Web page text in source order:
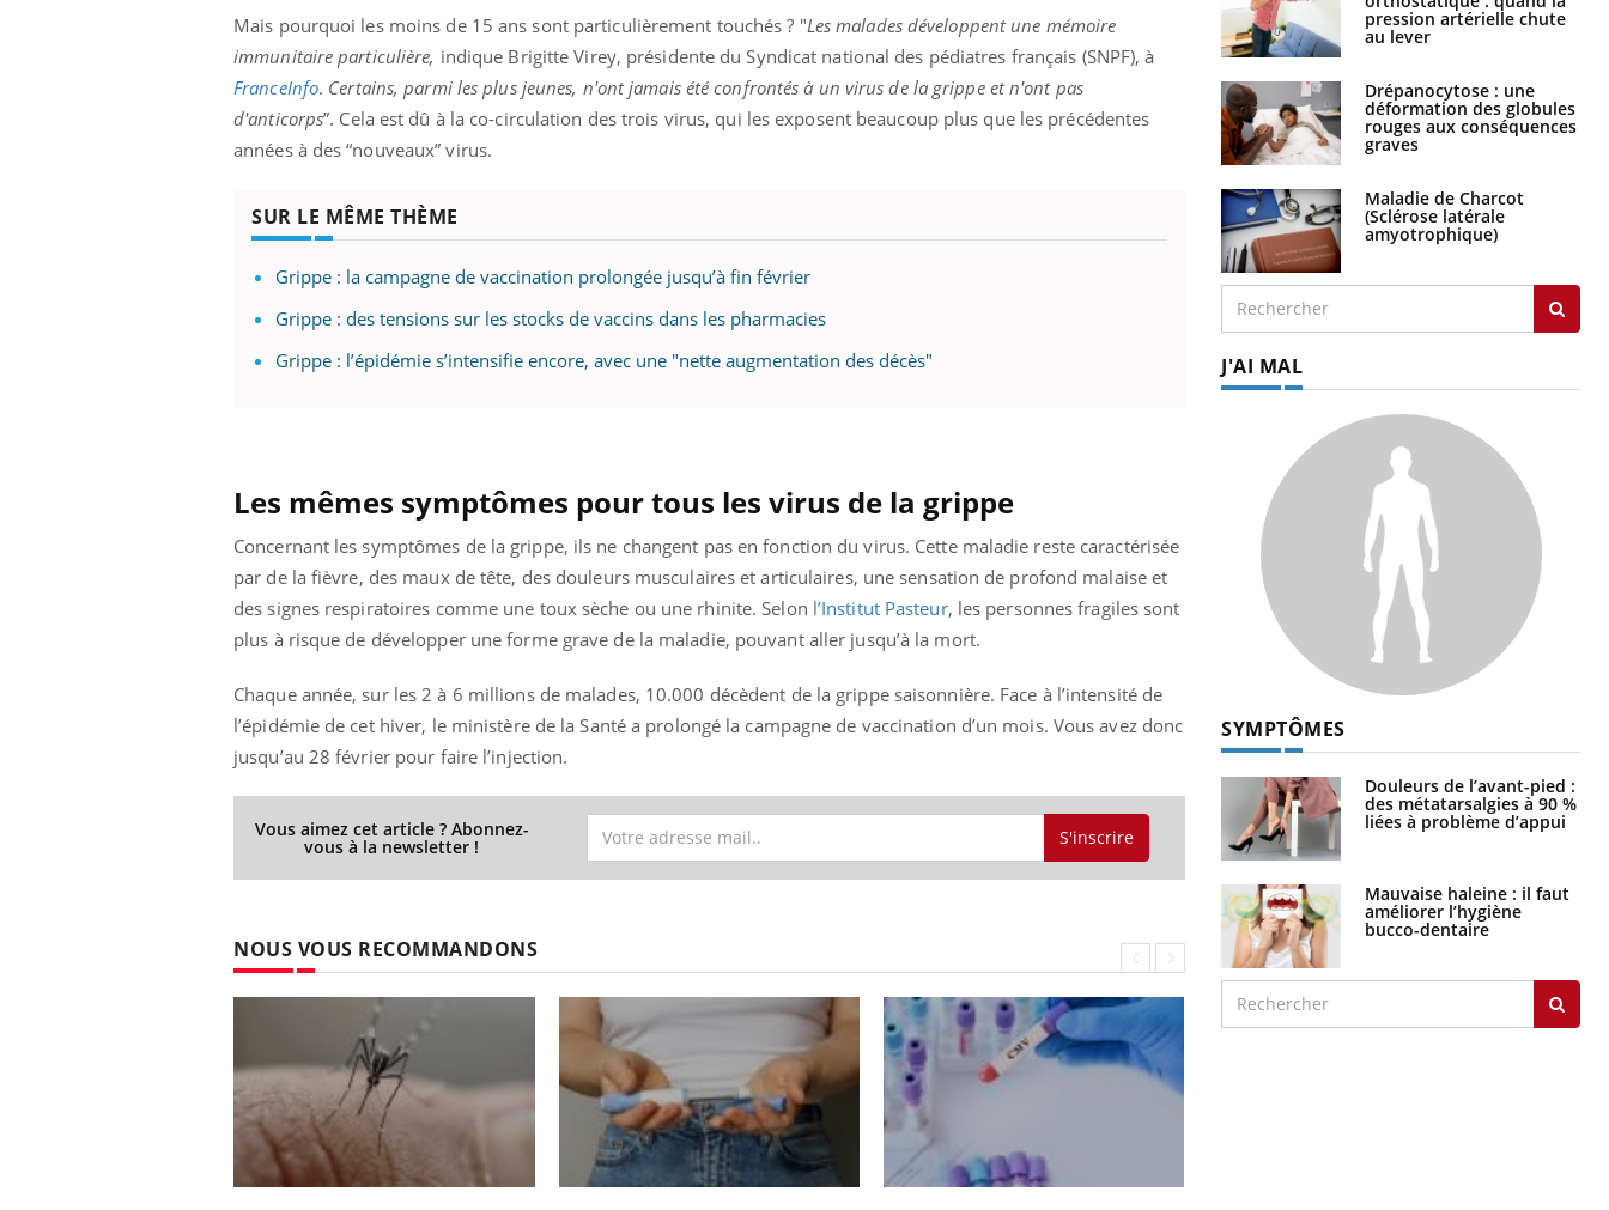
Mais pourquoi les moins de 15 ans sont particulièrement touchés ? "Les malades développent une mémoire
immunitaire particulière, indique Brigitte Virey, présidente du Syndicat national des pédiatres français (SNPF), à
FranceInfo. Certains, parmi les plus jeunes, n'ont jamais été confrontés à un virus de la grippe et n'ont pas
d'anticorps”. Cela est dû à la co-circulation des trois virus, qui les exposent beaucoup plus que les précédentes
années à des “nouveaux” virus.
SUR LE MÊME THÈME
Grippe : la campagne de vaccination prolongée jusqu’à fin février
Grippe : des tensions sur les stocks de vaccins dans les pharmacies
Grippe : l’épidémie s’intensifie encore, avec une "nette augmentation des décès"
Les mêmes symptômes pour tous les virus de la grippe
Concernant les symptômes de la grippe, ils ne changent pas en fonction du virus. Cette maladie reste caractérisée
par de la fièvre, des maux de tête, des douleurs musculaires et articulaires, une sensation de profond malaise et
des signes respiratoires comme une toux sèche ou une rhinite. Selon l’Institut Pasteur, les personnes fragiles sont
plus à risque de développer une forme grave de la maladie, pouvant aller jusqu’à la mort.
Chaque année, sur les 2 à 6 millions de malades, 10.000 décèdent de la grippe saisonnière. Face à l’intensité de
l’épidémie de cet hiver, le ministère de la Santé a prolongé la campagne de vaccination d’un mois. Vous avez donc
jusqu’au 28 février pour faire l’injection.
Vous aimez cet article ? Abonnez-
vous à la newsletter ! S'inscrire
NOUS VOUS RECOMMANDONS
pression artérielle chute
au lever
Drépanocytose : une
déformation des globules
rouges aux conséquences
graves
Maladie de Charcot
(Sclérose latérale
amyotrophique)
J'AI MAL
SYMPTÔMES
Douleurs de l’avant-pied :
des métatarsalgies à 90 %
liées à problème d’appui
Mauvaise haleine : il faut
améliorer l’hygiène
bucco-dentaire